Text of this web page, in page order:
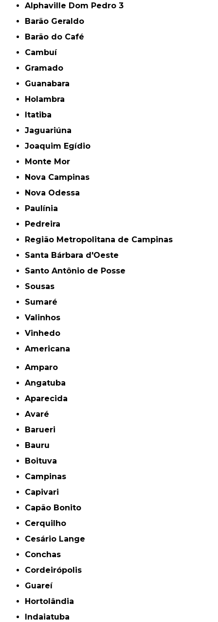
Alphaville Dom Pedro 3
Barão Geraldo
Barão do Café
Cambuí
Gramado
Guanabara
Holambra
Itatiba
Jaguariúna
Joaquim Egídio
Monte Mor
Nova Campinas
Nova Odessa
Paulínia
Pedreira
Região Metropolitana de Campinas
Santa Bárbara d'Oeste
Santo Antônio de Posse
Sousas
Sumaré
Valinhos
Vinhedo
americana
Amparo
Angatuba
Aparecida
Avaré
Barueri
Bauru
Boituva
Campinas
Capivari
Capão Bonito
Cerquilho
Cesário Lange
Conchas
Cordeirópolis
Guareí
Hortolândia
Indaiatuba